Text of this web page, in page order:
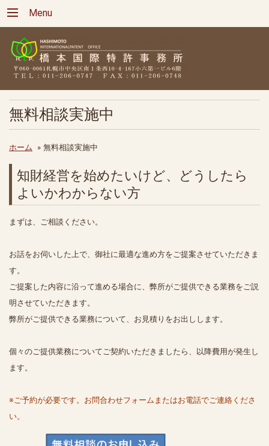
Menu
無料相談実施中
ホーム » 無料相談実施中
知財経営を始めたいけど、どうしたら
よいかわからない方
まずは、ご相談ください。
お話をお伺いした上で、御社に最適な進め方をご提案させていただきま
す。
ご提案した内容に沿って進める場合に、弊所がご提供できる業務をご説
明させていただきます。
弊所がご提供できる業務について、お見積りをお出しします。
個々のご提供業務についてご契約いただきましたら、以降費用が発生し
ます。
※ご予約が必要です。お問合わせフォームまたはお電話でご連絡くださ
い。